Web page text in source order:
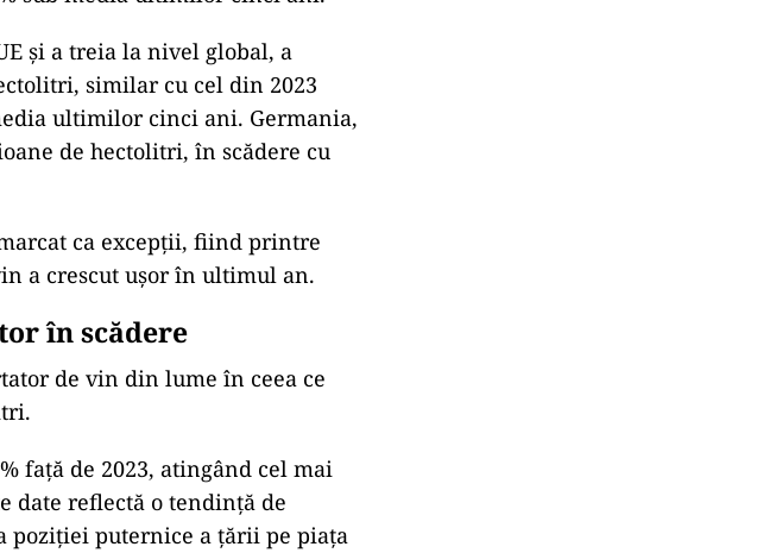
și a treia la nivel global, a
similar cu cel din 2023
ultimilor cinci ani. Germania,
de hectolitri, în scădere cu
ca excepții, fiind printre
a crescut ușor în ultimul an.
în scădere
de vin din lume în ceea ce
față de 2023, atingând cel mai
date reflectă o tendință de
poziției puternice a țării pe piața